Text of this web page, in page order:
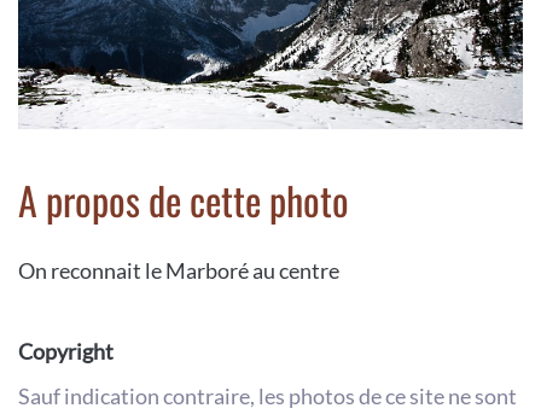
A propos de cette photo
On reconnait le Marboré au centre
Copyright
Sauf indication contraire, les photos de ce site ne sont